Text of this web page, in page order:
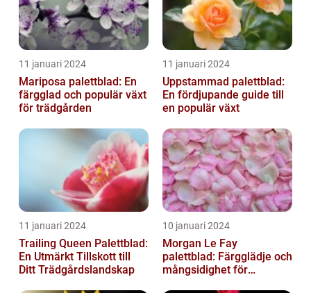
11 januari 2024
Mariposa palettblad: En
färgglad och populär växt
för trädgården
11 januari 2024
Uppstammad palettblad:
En fördjupande guide till
en populär växt
11 januari 2024
Trailing Queen Palettblad:
En Utmärkt Tillskott till
Ditt Trädgårdslandskap
10 januari 2024
Morgan Le Fay
palettblad: Färgglädje och
mångsidighet för